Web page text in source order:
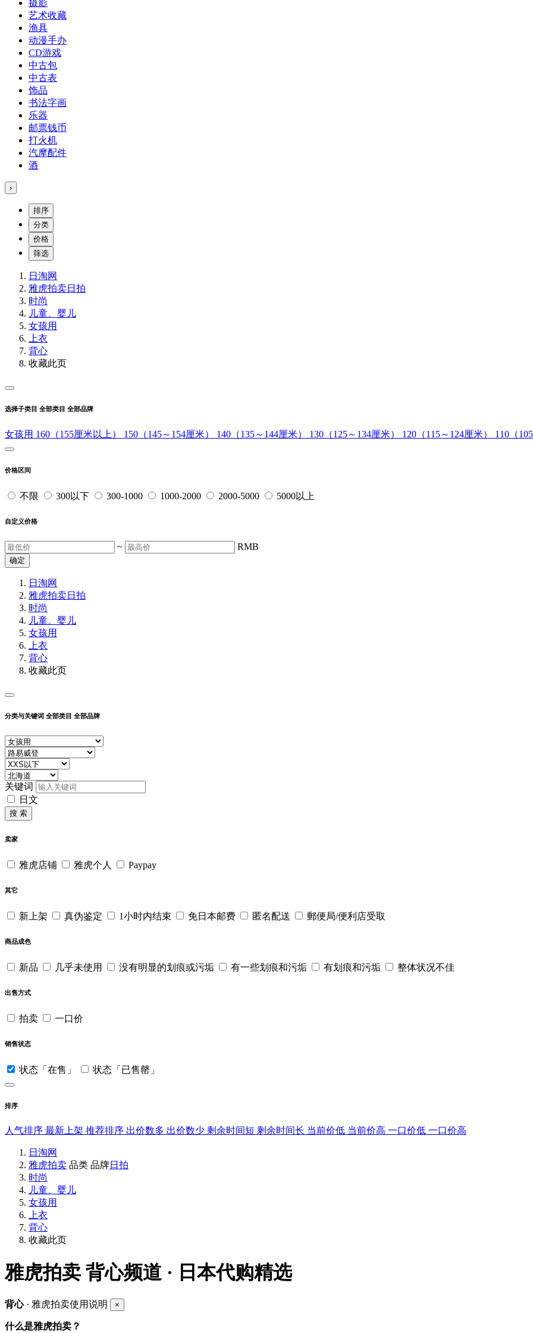
摄影
艺术收藏
渔具
动漫手办
CD游戏
中古包
中古表
饰品
书法字画
乐器
邮票钱币
打火机
汽摩配件
酒
›
排序
分类
价格
筛选
日淘网
雅虎拍卖日拍
时尚
儿童、婴儿
女孩用
上衣
背心
收藏此页
选择子类目 全部类目 全部品牌
女孩用 160（155厘米以上） 150（145～154厘米） 140（135～144厘米） 130（125～134厘米） 120（115～124厘米） 110（
价格区间
不限 300以下 300-1000 1000-2000 2000-5000 5000以上
自定义价格
~ RMB
确定
日淘网
雅虎拍卖日拍
时尚
儿童、婴儿
女孩用
上衣
背心
收藏此页
分类与关键词 全部类目 全部品牌
关键词
日文
搜 索
卖家
雅虎店铺 雅虎个人 Paypay
其它
新上架 真伪鉴定 1小时内结束 免日本邮费 匿名配送 郵便局/便利店受取
商品成色
新品 几乎未使用 没有明显的划痕或污垢 有一些划痕和污垢 有划痕和污垢 整体状况不佳
出售方式
拍卖 一口价
销售状态
状态「在售」 状态「已售罄」
排序
人气排序 最新上架 推荐排序 出价数多 出价数少 剩余时间短 剩余时间长 当前价低 当前价高 一口价低 一口价高
日淘网
雅虎拍卖 品类 品牌日拍
时尚
儿童、婴儿
女孩用
上衣
背心
收藏此页
雅虎拍卖 背心频道 · 日本代购精选
背心· 雅虎拍卖使用说明 ×
什么是雅虎拍卖？